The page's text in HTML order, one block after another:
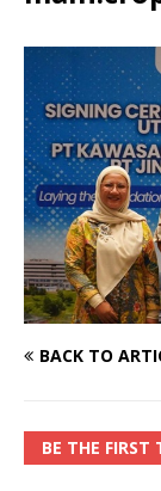
BACK TO
BE THE